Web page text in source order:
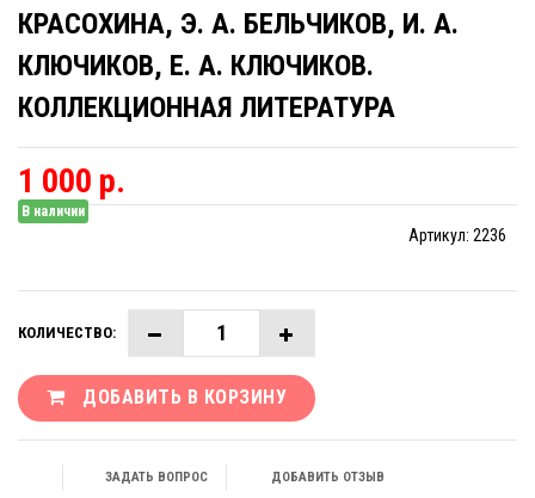
КРАСОХИНА, Э. А. БЕЛЬЧИКОВ, И. А.
КЛЮЧИКОВ, Е. А. КЛЮЧИКОВ.
КОЛЛЕКЦИОННАЯ ЛИТЕРАТУРА
1 000 р.
В наличии
Артикул: 2236
КОЛИЧЕСТВО:
ДОБАВИТЬ В КОРЗИНУ
ЗАДАТЬ ВОПРОС ДОБАВИТЬ ОТЗЫВ